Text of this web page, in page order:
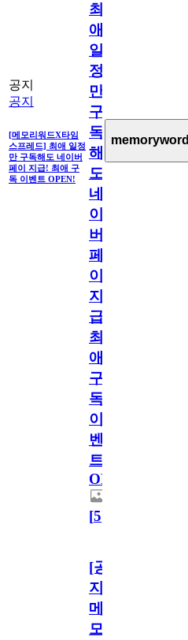
공지
공지
[메모리워드X타임
스프레드] 최애 일정
만 구독해도 네이버
페이 지급! 최애 구
독 이벤트 OPEN!
최
애
일
정
만
구
독
해
도
네
이
버
페
이
지
급!
최
애
구
독
이
벤
트
OPEN!
[5]
memoryword
[공
지]
메
모